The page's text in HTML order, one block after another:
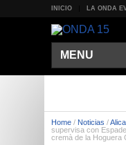
INICIO LA ONDA
MENU
Home / Noticias /
supervisa con
cremà de la Hoguera